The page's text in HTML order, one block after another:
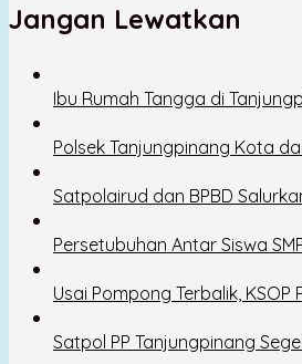
Jangan Lewatkan
Ibu Rumah Tangga di
Polsek Tanjungpinang Kota
Satpolairud dan BPBD
Persetubuhan Antar Siswa
Usai Pompong Terbalik,
Satpol PP Tanjungpinang